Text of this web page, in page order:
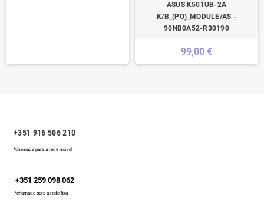
ASUS K501UB-2A
K/B_(PO)_MODULE/AS -
90NB0A52-R30190
99,00 €
+351 916 506 210
*chamada para a rede móvel
+351 259 098 062
*chamada para a rede fixa